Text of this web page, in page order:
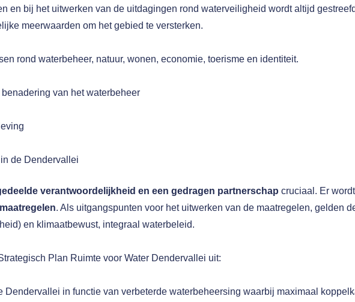
en bij het uitwerken van de uitdagingen rond waterveiligheid wordt altijd
meerwaarden om het gebied te versterken.
rond waterbeheer, natuur, wonen, economie, toerisme en identiteit.
van het waterbeheer
de Dendervallei
verantwoordelijkheid en een gedragen partnerschap cruciaal. Er
. Als uitgangspunten voor het uitwerken van de maatregelen, gelden
en klimaatbewust, integraal waterbeleid.
Plan Ruimte voor Water Dendervallei uit:
in functie van verbeterde waterbeheersing waarbij maximaal